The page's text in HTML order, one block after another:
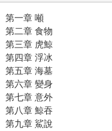
第一章 噸
第二章 食物
第三章 虎鯨
第四章 浮冰
第五章 海墓
第六章 變身
第七章 意外
第八章 鯨吞
第九章 鯊說